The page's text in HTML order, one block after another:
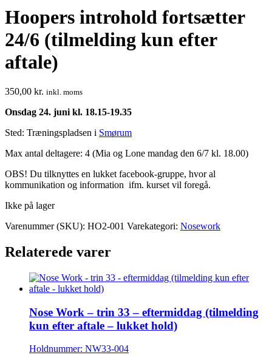
Hoopers introhold fortsætter
24/6 (tilmelding kun efter
aftale)
350,00 kr. inkl. moms
Onsdag 24. juni kl. 18.15-19.35
Sted: Træningspladsen i Smørum
Max antal deltagere: 4 (Mia og Lone mandag den 6/7 kl. 18.00)
OBS! Du tilknyttes en lukket facebook-gruppe, hvor al
kommunikation og information ifm. kurset vil foregå.
Ikke på lager
Varenummer (SKU): HO2-001 Varekategori: Nosework
Relaterede varer
Nose Work – trin 33 – eftermiddag (tilmelding
kun efter aftale – lukket hold)
Holdnummer: NW33-004